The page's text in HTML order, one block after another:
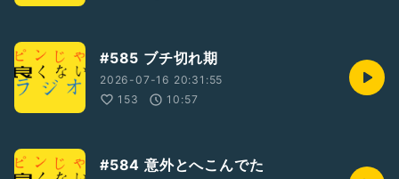
#585 ブチ切れ期
2026-07-16 20:31:55
153
10:57
#584 意外とへこんでた